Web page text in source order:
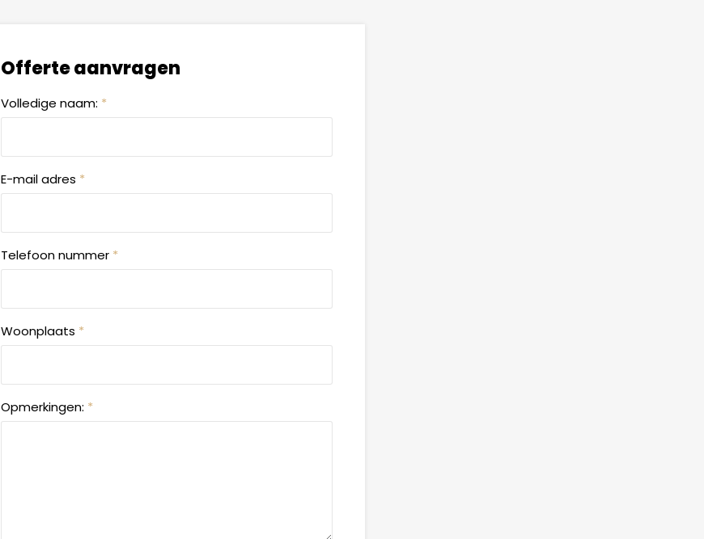
Offerte aanvragen
Volledige naam: *
E-mail adres *
Telefoon nummer *
Woonplaats *
Opmerkingen: *